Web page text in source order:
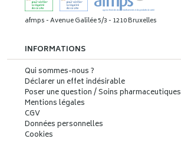
afmps - Avenue Galilée 5/3 - 1210 Bruxelles
INFORMATIONS
Qui sommes-nous ?
Déclarer un effet indésirable
Poser une question / Soins pharmaceutiques
Mentions légales
CGV
Données personnelles
Cookies